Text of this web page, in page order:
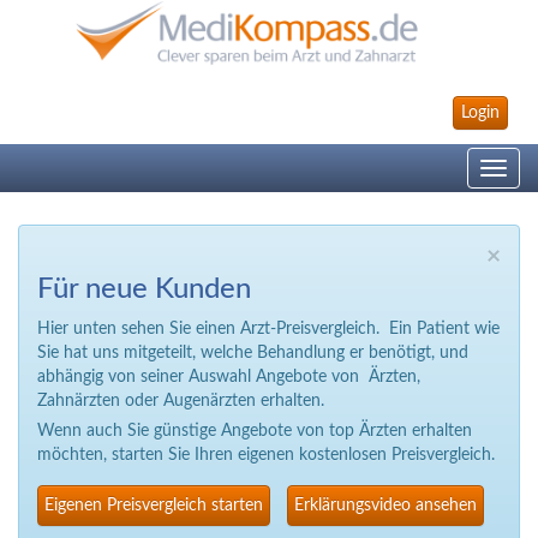
Login
Toggle
×
Für neue Kunden
Hier unten sehen Sie einen Arzt-Preisvergleich. Ein Patient wie
Sie hat uns mitgeteilt, welche Behandlung er benötigt, und
abhängig von seiner Auswahl Angebote von Ärzten,
Zahnärzten oder Augenärzten erhalten.
Wenn auch Sie günstige Angebote von top Ärzten erhalten
möchten, starten Sie Ihren eigenen kostenlosen Preisvergleich.
Eigenen Preisvergleich starten Erklärungsvideo ansehen